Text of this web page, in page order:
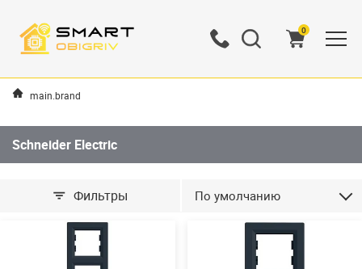
0
main.brand
Schneider Electric
Фильтры По умолчанию